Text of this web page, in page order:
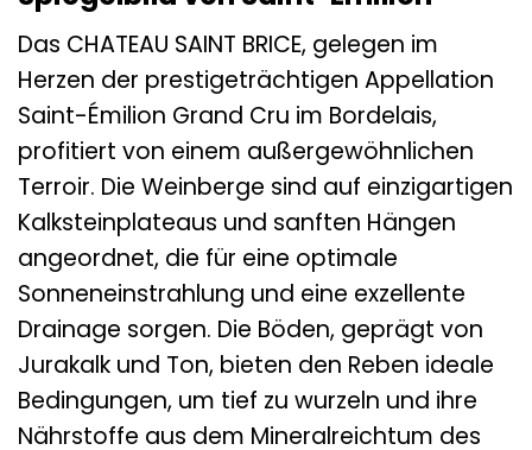
Das CHATEAU SAINT BRICE, gelegen im
Herzen der prestigeträchtigen Appellation
Saint-Émilion Grand Cru im Bordelais,
profitiert von einem außergewöhnlichen
Terroir. Die Weinberge sind auf einzigartigen
Kalksteinplateaus und sanften Hängen
angeordnet, die für eine optimale
Sonneneinstrahlung und eine exzellente
Drainage sorgen. Die Böden, geprägt von
Jurakalk und Ton, bieten den Reben ideale
Bedingungen, um tief zu wurzeln und ihre
Nährstoffe aus dem Mineralreichtum des